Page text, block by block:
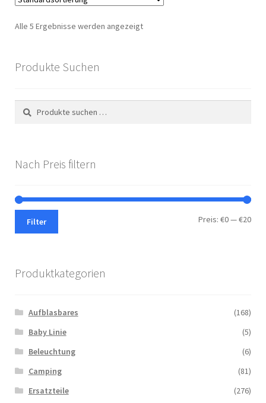
Alle 5 Ergebnisse werden angezeigt
Produkte Suchen
Suchen
nach:
Suchen
Nach Preis filtern
Min.
Max.
Filter Preis: €0—€20
Produktkategorien
Aufblasbares
(168)
Baby Linie
(5)
Beleuchtung
(6)
Camping
(81)
Ersatzteile
(276)